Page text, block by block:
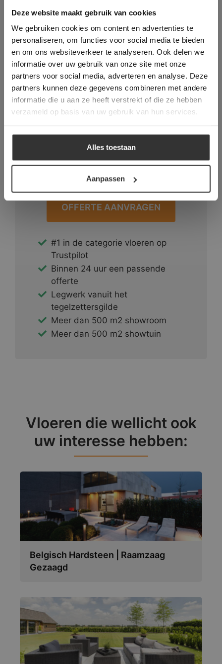
Deze website maakt gebruik van cookies
We gebruiken cookies om content en advertenties te
personaliseren, om functies voor social media te bieden
en om ons websiteverkeer te analyseren. Ook delen we
informatie over uw gebruik van onze site met onze
partners voor social media, adverteren en analyse. Deze
partners kunnen deze gegevens combineren met andere
informatie die u aan ze heeft verstrekt of die ze hebben
verzameld op basis van uw gebruik van hun services.
Alles toestaan
Aanpassen
Vraag direct een
vrijblijvende offerte aan:
Een offerte aanvragen bij van den
denken met u mee, maken een prijs op
basis van het leveradres en eventueel is
een prijs voor het legwerk ook direct op
OFFERTE AANVRAGEN
#1 in de categorie vloeren op
Trustpilot
Binnen 24 uur een passende
offerte
Legwerk vanuit het
tegelzettersgilde
Meer dan 500 m2 showroom
Meer dan 500 m2 showtuin
Vloeren die wellicht ook
uw interesse hebben:
Belgisch Hardsteen | Raamzaag
Gezaagd
This Cookie Banner was deleted and is no
longer working. Please contact the website
administrator.
Deze website gebruikt cookies om de
gebruikerservaring te verbeteren. Door
gebruik te maken van onze website geeft u
toestemming voor alle cookies in
overeenstemming met ons cookiebeleid.Lees
verder
ALLES ACCEPTEREN
ALLES AFWIJZEN
DETAILS WEERGEVEN